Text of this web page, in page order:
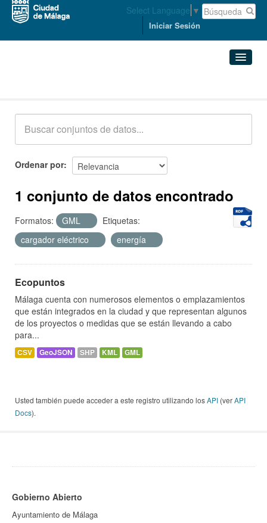
Select Language ▼
Iniciar Sesión
Acerca de
Ordenar por
1 conjunto de datos encontrado
Formatos: GML
Etiquetas:
cargador eléctrico
energía
Ecopuntos
Málaga cuenta con numerosos elementos o emplazamientos
que están integrados en la ciudad y que representan algunos
de los proyectos o medidas que se están llevando a cabo
para...
CSV GeoJSON SHP KML GML
Usted también puede acceder a este registro utilizando losAPI (verAPI
Docs).
Gobierno Abierto
Ayuntamiento de Málaga